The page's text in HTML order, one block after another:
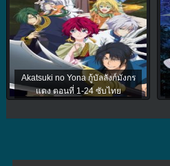
Akatsuki no Yona กู้บัลลังก์มังกร
แดง ตอนที่ 1-24 ซับไทย